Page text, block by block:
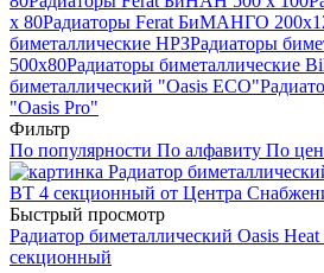
х 80Радиаторы Ferat БиМАНГО
биметаллические НРЗРадиаторы
500х80Радиаторы биметаллические
биметаллический "Oasis ECO"
"Oasis Pro"
Фильтр
По популярности По алфавиту По
Быстрый просмотр
Радиатор биметаллический Oasis
секционный